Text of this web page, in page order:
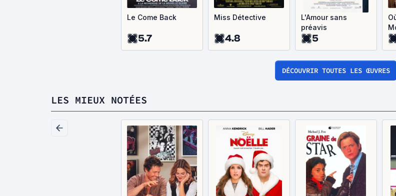
Le Come Back
5.7
Miss Détective
4.8
L'Amour sans
préavis
5
DÉCOUVRIR TOUTES LES ŒUVRES
LES MIEUX NOTÉES